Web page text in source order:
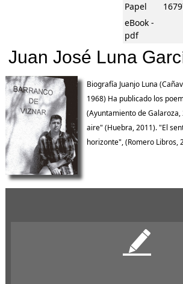
Papel
eBook -
pdf
Juan José Luna
Biografía Juanjo Luna
1968) Ha publicado los
(Ayuntamiento de
aire" (Huebra, 2011). "El
horizonte", (Romero Libros,